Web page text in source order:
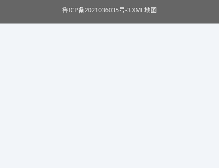
鲁ICP备2021036035号-3XML地图